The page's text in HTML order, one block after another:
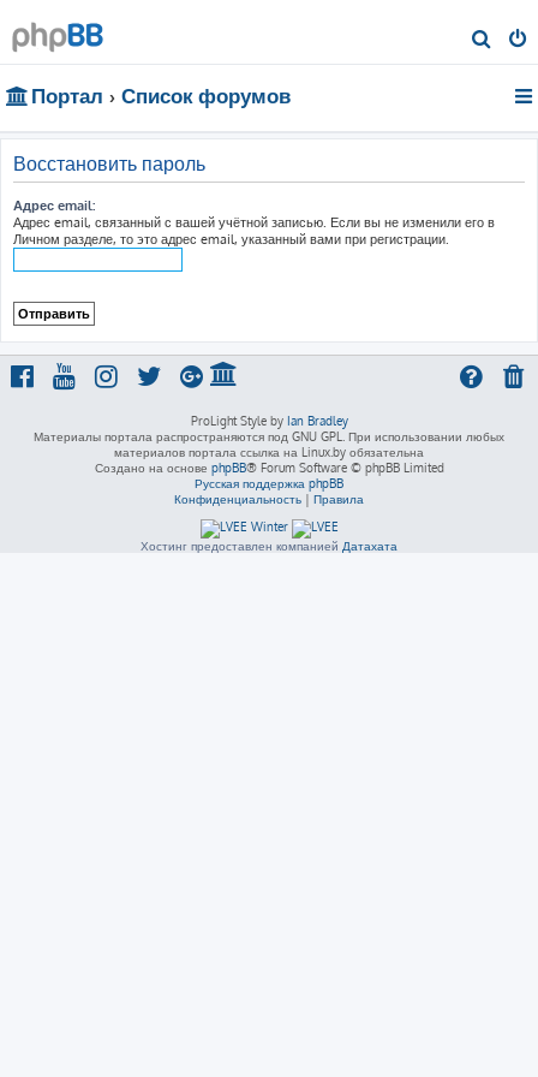
о
Портал Список форумов
Восстановить пароль
Адрес email:
Адрес email, связанный с вашей учётной записью. Если вы не изменили его в
Личном разделе, то это адрес email, указанный вами при регистрации.
ProLight Style by Ian Bradley
Материалы портала распространяются под GNU GPL. При использовании любых
материалов портала ссылка на Linux.by обязательна
Создано на основе phpBB® Forum Software © phpBB Limited
Русская поддержка phpBB
Конфиденциальность | Правила
Хостинг предоставлен компанией Датахата